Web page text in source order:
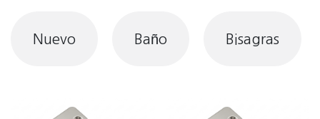
Nuevo Baño Bisagras